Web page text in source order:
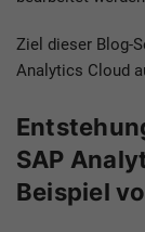
Ziel dieser Blog-
Analytics Cloud
SAP
Beispiel